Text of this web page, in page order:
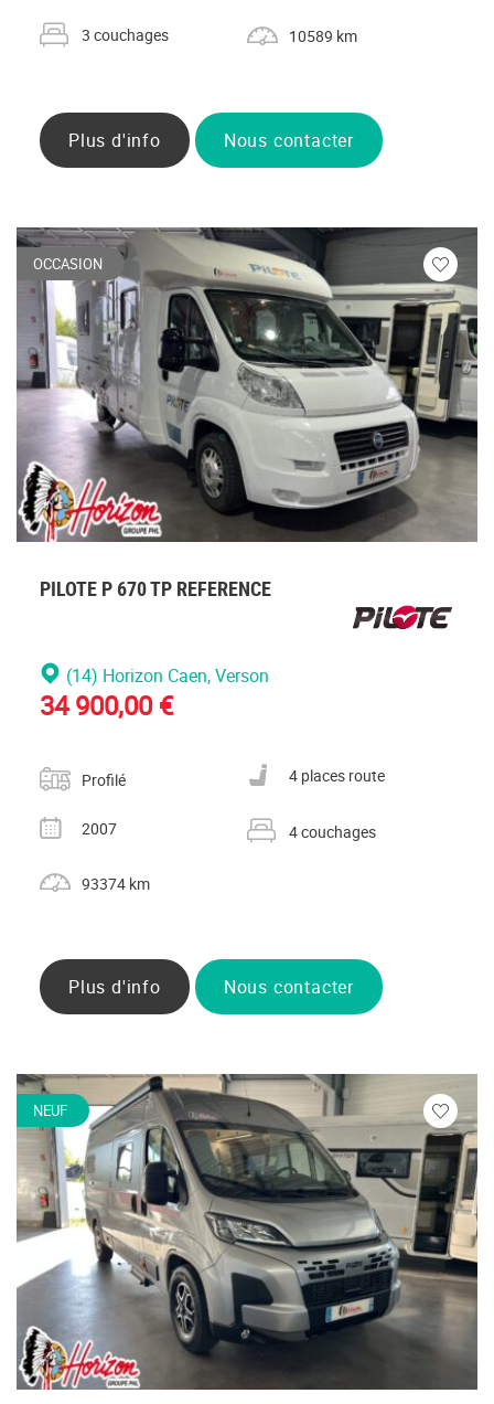
Nombre de couchages
3 couchages 10589 km
Plus d'info Nous contacter
OCCASION
Veuillez
vous
PILOTE P 670 TP REFERENCE
(14) Horizon Caen, Verson
34 900,00 €
Catégorie
Profilé
Nombre de places carte grise
4 places route
Année
2007
Nombre de couchages
4 couchages
93374 km
Plus d'info Nous contacter
NEUF
Veuillez
vous